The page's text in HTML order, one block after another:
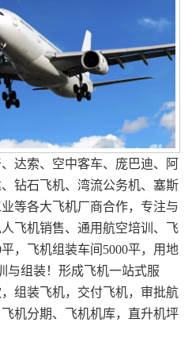
达索、空中客车、庞巴迪、阿
钻石飞机、湾流公务机、塞斯
等各大飞机厂商合作，专注与
飞机销售、通用航空培训、飞
，飞机组装车间5000平，用地
与组装！形成飞机一站式服
组装飞机，交付飞机，审批航
机分期、飞机机库，直升机坪